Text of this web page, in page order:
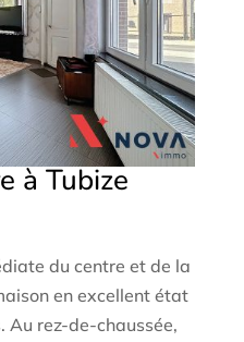
à Tubize
du centre et de la
en excellent état
Au rez-de-chaussée,